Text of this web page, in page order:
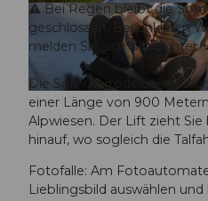
© UNESCO Biosphäre Entlebuch / Yannick Röösli,
© UNESCO Biosphäre Entlebuch / Yannick Röö
sli, Yannick Roeoesli |CC-BY-NC-ND
⚠ Bei Regen bleibt die
geschlossen. Bei unklaren
melden Sie sich bitte unter
Die Sommerrodelbahn
einer Länge von 900
Alpwiesen. Der Lift zieht
hinauf, wo sogleich die
Fotofalle: Am
Lieblingsbild auswählen und